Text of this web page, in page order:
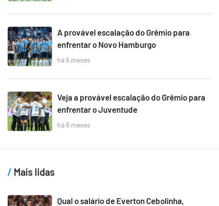
A provável escalação do Grêmio para
enfrentar o Novo Hamburgo
há 6 meses
Veja a provável escalação do Grêmio para
enfrentar o Juventude
há 6 meses
Mais lidas
Qual o salário de Everton Cebolinha,